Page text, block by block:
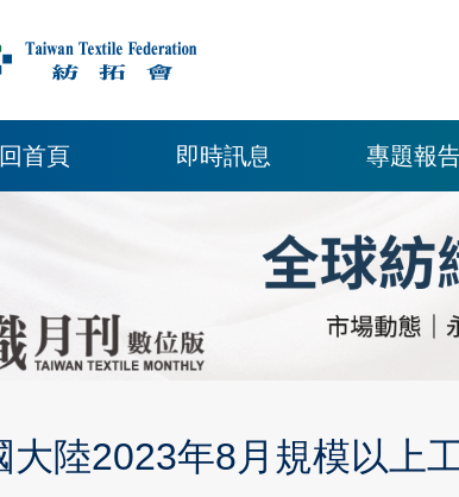
大陸2023年8月規模以上
回首頁 即時訊息 專題報